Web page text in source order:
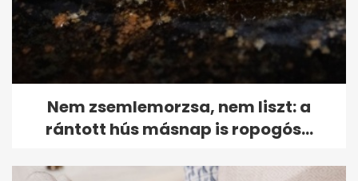
Nem zsemlemorzsa, nem liszt: a
rántott hús másnap is ropogós...